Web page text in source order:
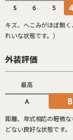
S 6 5
キズ、へこみがほぼ無
れいな状態です。）
外装評価
最高
A B
距離、年式相応の軽微
どない良好な状態です。